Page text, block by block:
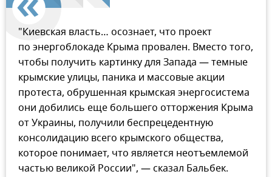
"Киевская власть… осознает, что проект
по энергоблокаде Крыма провален. Вместо того,
чтобы получить картинку для Запада — темные
крымские улицы, паника и массовые акции
протеста, обрушенная крымская энергосистема
они добились еще большего отторжения Крыма
от Украины, получили беспрецедентную
консолидацию всего крымского общества,
которое понимает, что является неотъемлемой
частью великой России", — сказал Бальбек.